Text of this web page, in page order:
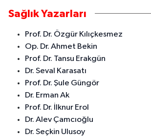
Sağlık Yazarları
Prof. Dr. Özgür Kılıçkesmez
Op. Dr. Ahmet Bekin
Prof. Dr. Tansu Erakgün
Dr. Seval Karasatı
Prof. Dr. Şule Güngör
Dr. Erman Ak
Prof. Dr. İlknur Erol
Dr. Alev Çamcıoğlu
Dr. Seçkin Ulusoy